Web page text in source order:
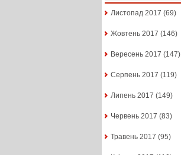
Листопад 2017 (69)
Жовтень 2017 (146)
Вересень 2017 (147)
Серпень 2017 (119)
Липень 2017 (149)
Червень 2017 (83)
Травень 2017 (95)